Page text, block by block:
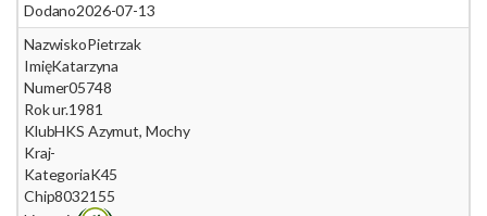
Dodano2026-07-13
NazwiskoPietrzak
ImięKatarzyna
Numer05748
Rok ur.1981
KlubHKS Azymut, Mochy
Kraj-
KategoriaK45
Chip8032155